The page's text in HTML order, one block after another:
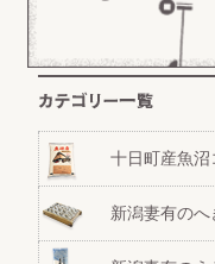
十日町産魚沼
新潟妻有のへ